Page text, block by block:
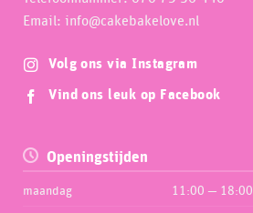
Email: info@cakebakelove.nl
Volg ons via Instagram
Vind ons leuk op Facebook
Openingstijden
maandag 11:00 — 18:00